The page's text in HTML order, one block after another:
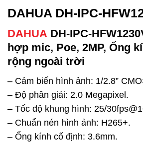
DAHUA DH-IPC-
DAHUA DH-IPC-
hợp mic, Poe, 2MP, Ống
rộng ngoài trời
– Cảm biến hình ảnh: 1/2.8”
– Độ phân giải: 2.0 Megapixel.
– Tốc độ khung hình: 25/
– Chuẩn nén hình ảnh: H265+.
– Ống kính cố định: 3.6mm.